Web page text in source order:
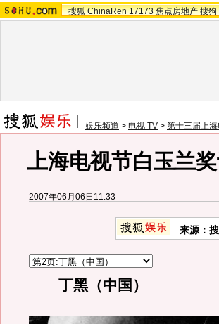
搜狐 ChinaRen 17173 焦点房地产 搜狗
娱乐频道 > 电视 TV > 第十三届上
上海电视节白玉兰
2007年06月06日11:33
来源：
丁黑（中国）